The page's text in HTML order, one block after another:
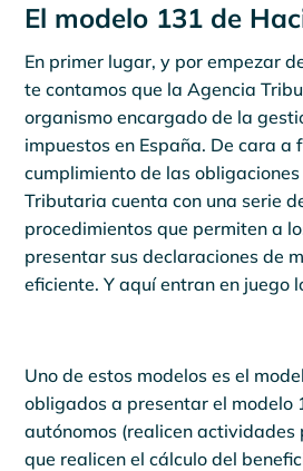
El modelo 131 de
En primer lugar, y por empezar
te contamos que la Agencia
organismo encargado de la
impuestos en España. De cara a
cumplimiento de las
Tributaria cuenta con una serie
procedimientos que permiten a
presentar sus declaraciones de
eficiente. Y aquí entran en juego
Uno de estos modelos es el
obligados a presentar el modelo
autónomos (realicen actividades
que realicen el cálculo del